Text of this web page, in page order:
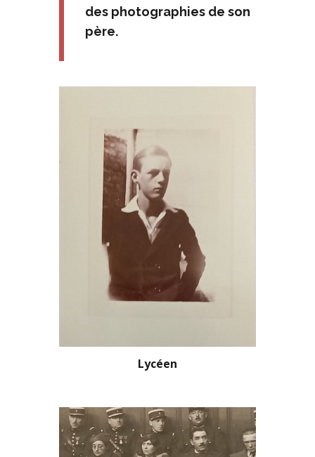
des photographies de son
père.
Lycéen